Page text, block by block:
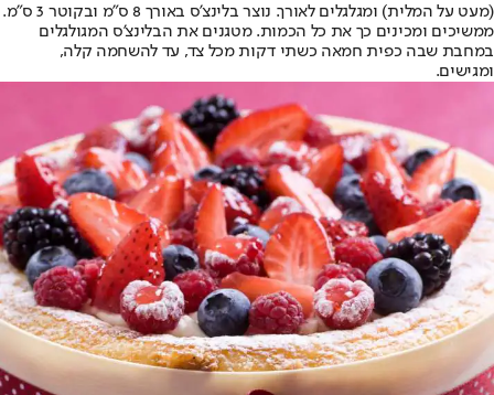
(מעט על המלית) ומגלגלים לאורך. נוצר בלינצ'ס באורך 8 ס"מ ובקוטר 3 ס"מ.
ממשיכים ומכינים כך את כל הכמות. מטגנים את הבלינצ'ס המגולגלים
במחבת שבה כפית חמאה כשתי דקות מכל צד, עד להשחמה קלה,
ומגישים.